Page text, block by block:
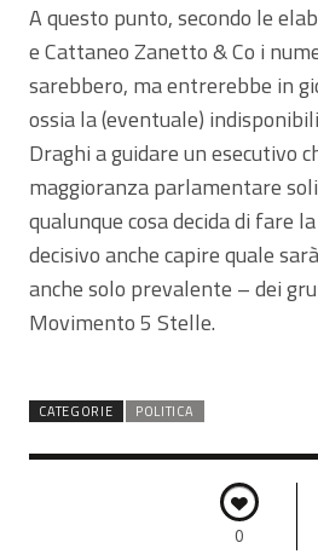
A questo punto, secondo le
e Cattaneo Zanetto & Co i
sarebbero, ma entrerebbe in
ossia la (eventuale)
Draghi a guidare un esecutivo
maggioranza parlamentare
qualunque cosa decida di fare
decisivo anche capire quale
anche solo prevalente – dei
Movimento 5 Stelle.
CATEGORIE POLITICA
0